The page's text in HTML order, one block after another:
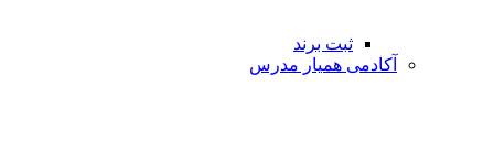
ثبت برند
آکادمی همیار مدرس